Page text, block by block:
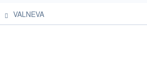
VALNEVA